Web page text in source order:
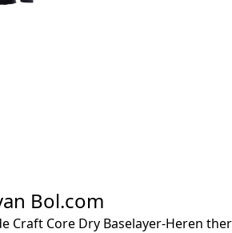
Bol.com
Craft Core Dry Baselayer-Heren